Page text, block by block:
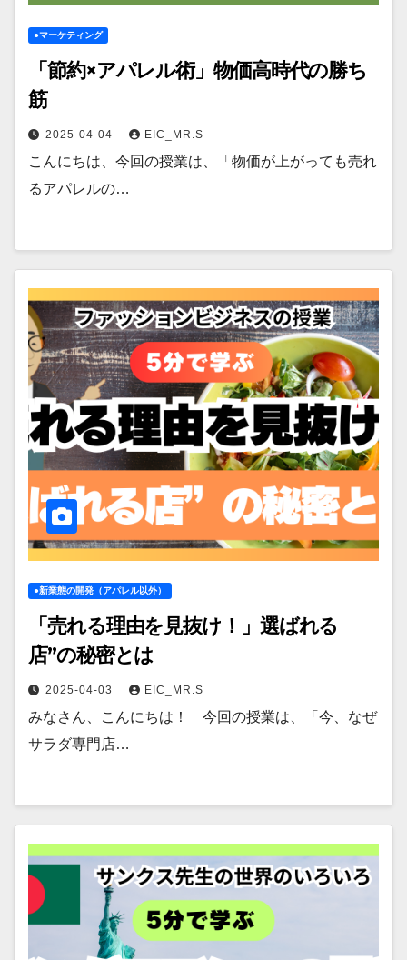
●マーケティング
「節約×アパレル術」物価高時代の勝ち
筋
2025-04-04 EIC_MR.S
こんにちは、今回の授業は、「物価が上がっても売れ
るアパレルの…
●新業態の開発（アパレル以外）
「売れる理由を見抜け！」選ばれる
店”の秘密とは
2025-04-03 EIC_MR.S
みなさん、こんにちは！ 今回の授業は、「今、なぜ
サラダ専門店…